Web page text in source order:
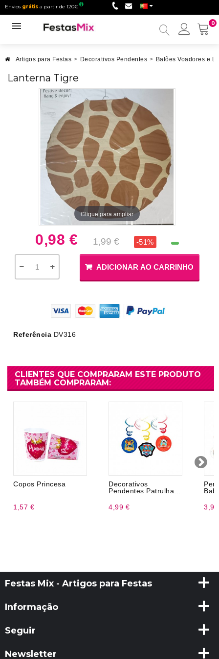
Envios grátis a partir de 120€
0
Minha
Artigos para Festas > Decorativos Pendentes > Balões Voadores e
Lanterna Tigre
Clique para ampliar
0,98 € 1,99 € -51%
ADICIONAR AO CARRINHO
Referência DV316
CLIENTES QUE COMPRARAM ESTE PRODUTO
TAMBÉM COMPRARAM:
Copos Princesa
1,57 €
Decorativos
Pendentes Patrulha...
4,99 €
Festas Mix - Artigos para Festas
Informação
Seguir
Newsletter